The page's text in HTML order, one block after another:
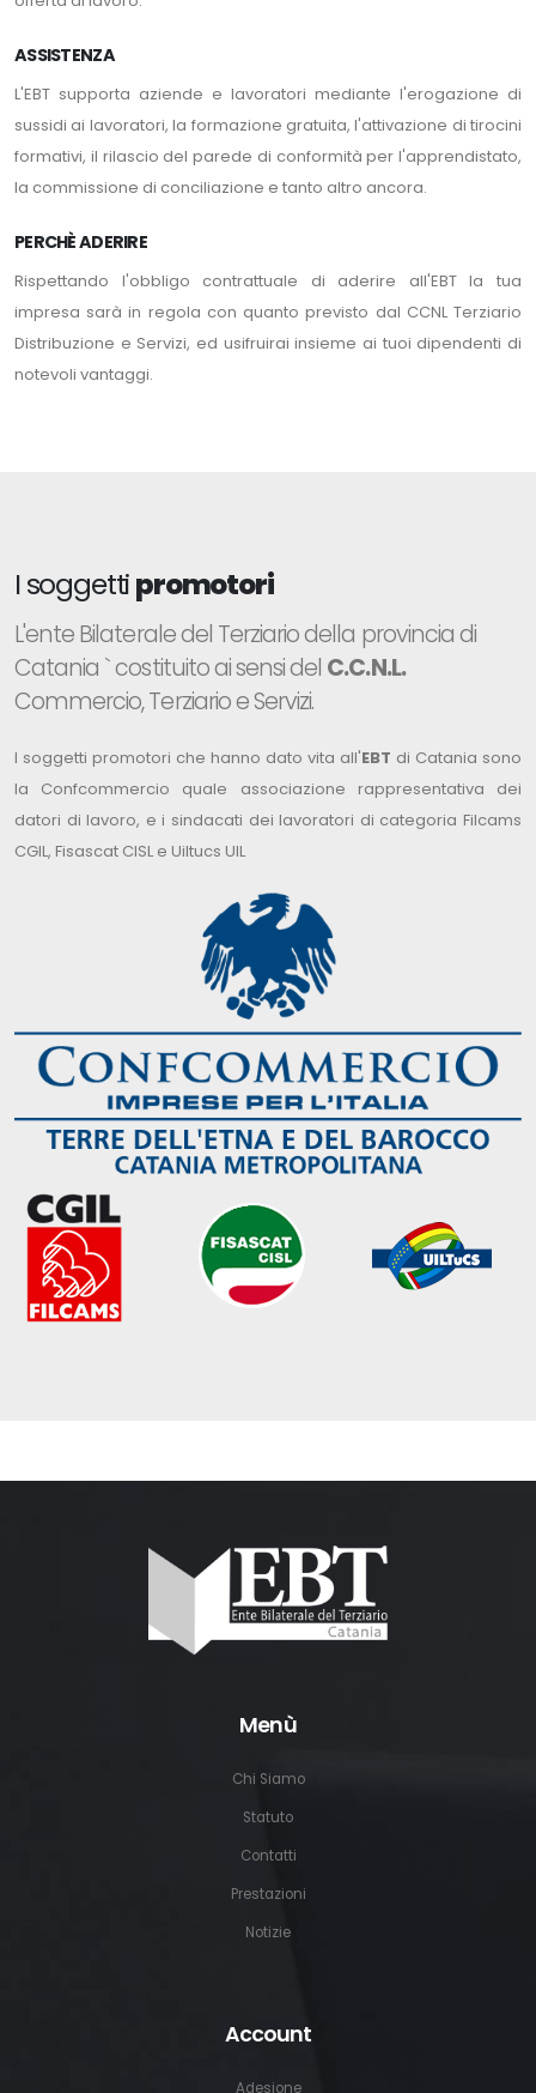
ASSISTENZA
L'EBT supporta aziende e lavoratori mediante l'erogazione di
sussidi ai lavoratori, la formazione gratuita, l'attivazione di tirocini
formativi, il rilascio del parede di conformità per l'apprendistato,
la commissione di conciliazione e tanto altro ancora.
PERCHÈ ADERIRE
Rispettando l'obbligo contrattuale di aderire all'EBT la tua
impresa sarà in regola con quanto previsto dal CCNL Terziario
Distribuzione e Servizi, ed usifruirai insieme ai tuoi dipendenti di
notevoli vantaggi.
I soggettipromotori
L'ente Bilaterale del Terziario della provincia di
Catania ` costituito ai sensi del C.C.N.L.
Commercio, Terziario e Servizi.
I soggetti promotori che hanno dato vita all'EBT di Catania sono
la Confcommercio quale associazione rappresentativa dei
datori di lavoro, e i sindacati dei lavoratori di categoria Filcams
CGIL, Fisascat CISL e Uiltucs UIL
Menù
Chi Siamo
Statuto
Contatti
Prestazioni
Notizie
Account
Adesione